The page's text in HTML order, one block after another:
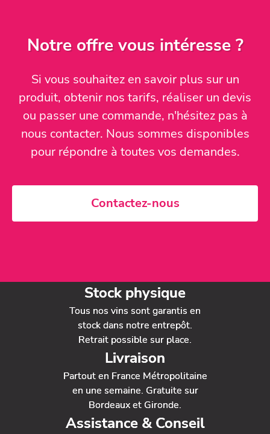
Notre offre vous intéresse ?
Si vous souhaitez en savoir plus sur un
produit, obtenir nos tarifs, réaliser un devis
ou passer une commande, n'hésitez pas à
nous contacter. Nous sommes disponibles
pour répondre à toutes vos demandes.
Contactez-nous
Stock physique
Tous nos vins sont garantis en
stock dans notre entrepôt.
Retrait possible sur place.
Livraison
Partout en France Métropolitaine
en une semaine. Gratuite sur
Bordeaux et Gironde.
Assistance & Conseil